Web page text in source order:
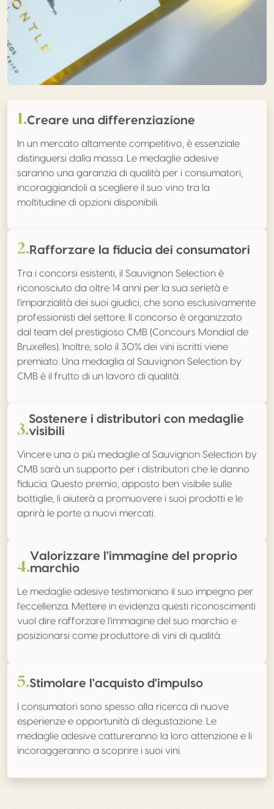
1.Creare una differenziazione
In un mercato altamente competitivo, è essenziale
distinguersi dalla massa. Le medaglie adesive
saranno una garanzia di qualità per i consumatori,
incoraggiandoli a scegliere il suo vino tra la
moltitudine di opzioni disponibili.
2. Rafforzare la fiducia dei consumatori
Tra i concorsi esistenti, il Sauvignon Selection è
riconosciuto da oltre 14 anni per la sua serietà e
l'imparzialità dei suoi giudici, che sono esclusivamente
professionisti del settore. Il concorso è organizzato
dal team del prestigioso CMB (Concours Mondial de
Bruxelles). Inoltre, solo il 30% dei vini iscritti viene
premiato. Una medaglia al Sauvignon Selection by
CMB è il frutto di un lavoro di qualità.
3.Sostenere i distributori con medaglie
visibili
Vincere una o più medaglie al Sauvignon Selection by
CMB sarà un supporto per i distributori che le danno
fiducia. Questo premio, apposto ben visibile sulle
bottiglie, li aiuterà a promuovere i suoi prodotti e le
aprirà le porte a nuovi mercati.
4.Valorizzare l'immagine del proprio
marchio
Le medaglie adesive testimoniano il suo impegno per
l'eccellenza. Mettere in evidenza questi riconoscimenti
vuol dire rafforzare l'immagine del suo marchio e
posizionarsi come produttore di vini di qualità.
5.Stimolare l'acquisto d'impulso
I consumatori sono spesso alla ricerca di nuove
esperienze e opportunità di degustazione. Le
medaglie adesive cattureranno la loro attenzione e li
incoraggeranno a scoprire i suoi vini.